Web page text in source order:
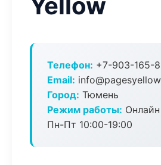
Телефон: +7-903-165-
Email:
Город: Тюмень
Режим работы:
Пн-Пт 10:00-19:00